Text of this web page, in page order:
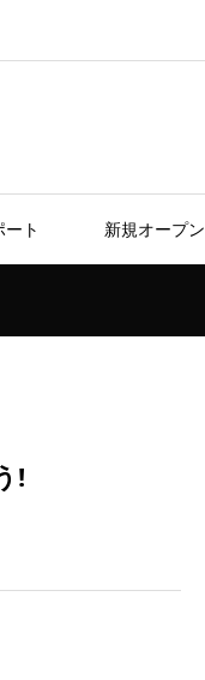
ート 新規オープン
!